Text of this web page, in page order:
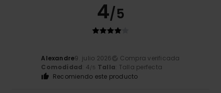
4/5
Alexandre9. julio 2026
Compra verificada
Comodidad: 4/5 Talla: Talla perfecta
Recomiendo este producto